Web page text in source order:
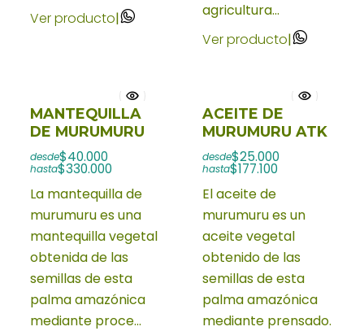
Ver producto|
agricultura...
Ver producto|
MANTEQUILLA
DE MURUMURU
desde$40.000
hasta$330.000
La mantequilla de
murumuru es una
mantequilla vegetal
obtenida de las
semillas de esta
palma amazónica
mediante proce...
ACEITE DE
MURUMURU ATK
desde$25.000
hasta$177.100
El aceite de
murumuru es un
aceite vegetal
obtenido de las
semillas de esta
palma amazónica
mediante prensado.